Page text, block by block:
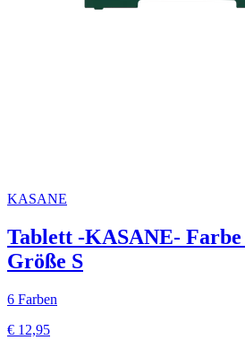
KASANE
Tablett -KASANE-
Größe S
6 Farben
€ 12,95